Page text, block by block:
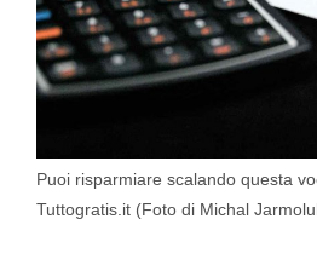
Puoi risparmiare scalando questa
Tuttogratis.it (Foto di Michal